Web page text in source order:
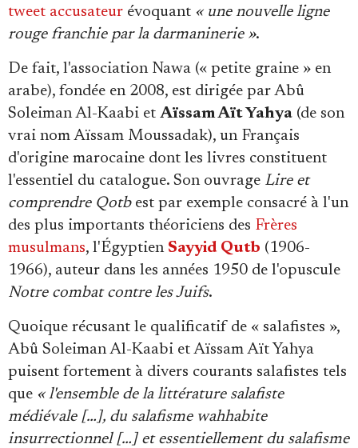
tweet accusateur évoquant « une nouvelle ligne
rouge franchie par la darmaninerie ».
De fait, l'association Nawa (« petite graine » en
arabe), fondée en 2008, est dirigée par Abû
Soleiman Al-Kaabi et Aïssam Aït Yahya (de son
vrai nom Aïssam Moussadak), un Français
d'origine marocaine dont les livres constituent
l'essentiel du catalogue. Son ouvrage Lire et
comprendre Qotbest par exemple consacré à l'un
des plus importants théoriciens des Frères
musulmans, l'Égyptien Sayyid Qutb (1906-
1966), auteur dans les années 1950 de l'opuscule
Notre combat contre les Juifs.
Quoique récusant le qualificatif de « salafistes »,
Abû Soleiman Al-Kaabi et Aïssam Aït Yahya
puisent fortement à divers courants salafistes tels
que « l'ensemble de la littérature salafiste
médiévale […], du salafisme wahhabite
insurrectionnel […] et essentiellement du salafisme